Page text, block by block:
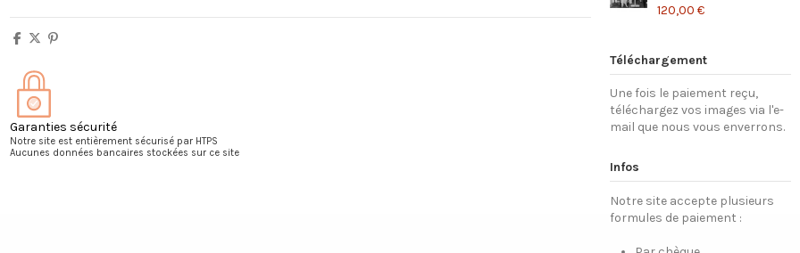
Garanties sécurité
Notre site est entièrement sécurisé par HTPS
Aucunes données bancaires stockées sur ce site
120,00 €
Téléchargement
Une fois le paiement reçu,
téléchargez vos images via l'e-
mail que nous vous enverrons.
Infos
Notre site accepte plusieurs
formules de paiement :